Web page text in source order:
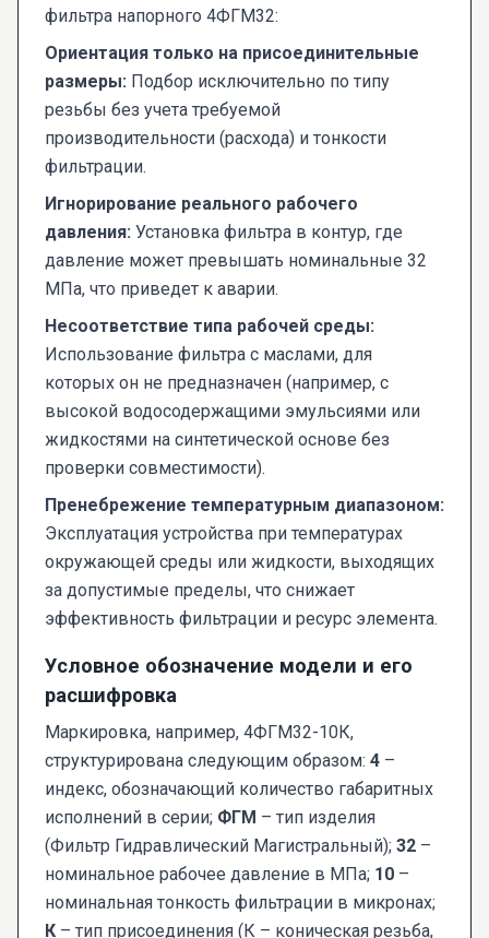
фильтра напорного 4ФГМ32:
Ориентация только на присоединительные
размеры: Подбор исключительно по типу
резьбы без учета требуемой
производительности (расхода) и тонкости
фильтрации.
Игнорирование реального рабочего
давления: Установка фильтра в контур, где
давление может превышать номинальные 32
МПа, что приведет к аварии.
Несоответствие типа рабочей среды:
Использование фильтра с маслами, для
которых он не предназначен (например, с
высокой водосодержащими эмульсиями или
жидкостями на синтетической основе без
проверки совместимости).
Пренебрежение температурным диапазоном:
Эксплуатация устройства при температурах
окружающей среды или жидкости, выходящих
за допустимые пределы, что снижает
эффективность фильтрации и ресурс элемента.
Условное обозначение модели и его
расшифровка
Маркировка, например, 4ФГМ32-10К,
структурирована следующим образом: 4 –
индекс, обозначающий количество габаритных
исполнений в серии; ФГМ – тип изделия
(Фильтр Гидравлический Магистральный); 32 –
номинальное рабочее давление в МПа; 10 –
номинальная тонкость фильтрации в микронах;
К – тип присоединения (К – коническая резьба,